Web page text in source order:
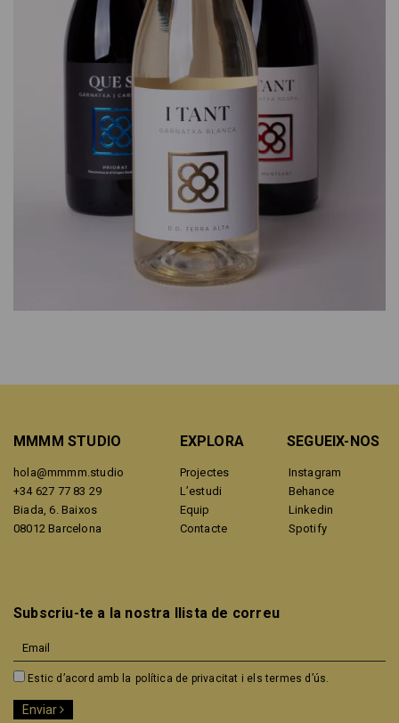
MMMM STUDIO
hola@mmmm.studio
+34 627 77 83 29
Biada, 6. Baixos
08012 Barcelona
EXPLORA
Projectes
L’estudi
Equip
Contacte
SEGUEIX-NOS
Instagram
Behance
Linkedin
Spotify
Subscriu-te a la nostra llista de correu
Estic d’acord amb la política de privacitat i els termes d’ús.
Enviar